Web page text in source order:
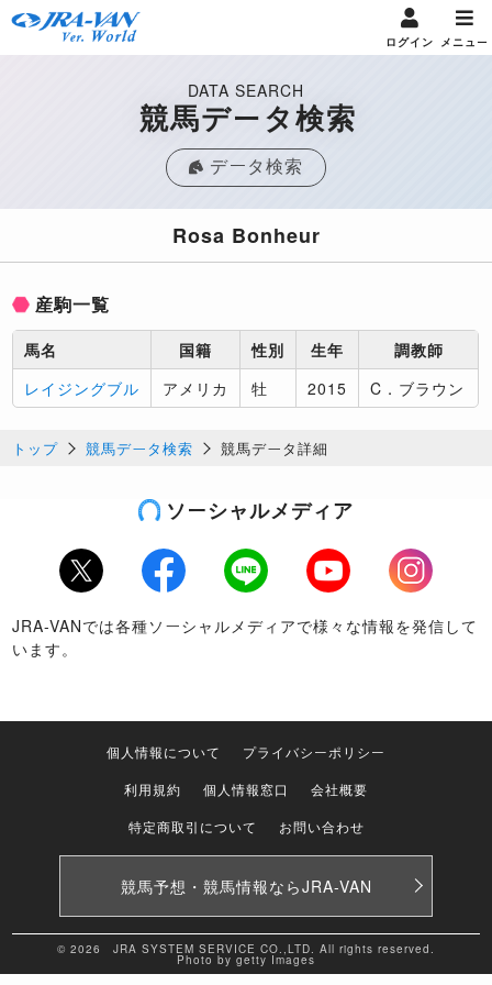
ログイン メニュー
DATA SEARCH
競馬データ検索
データ検索
Rosa Bonheur
産駒一覧
馬名 国籍 性別 生年
調教師
レイジングブル
アメリカ 牡 2015 C．ブラウン
トップ 競馬データ検索 競馬データ詳細
ソーシャルメディア
Twitter Facebook LINE Youtube
Instagram
JRA-VANでは各種ソーシャルメディアで様々な情報を発信して
います。
個人情報について
プライバシーポリシー
利用規約
個人情報窓口
会社概要
特定商取引について
お問い合わせ
競馬予想・競馬情報ならJRA-VAN
© 2026 JRA SYSTEM SERVICE CO.,LTD. All rights reserved.
Photo by getty Images